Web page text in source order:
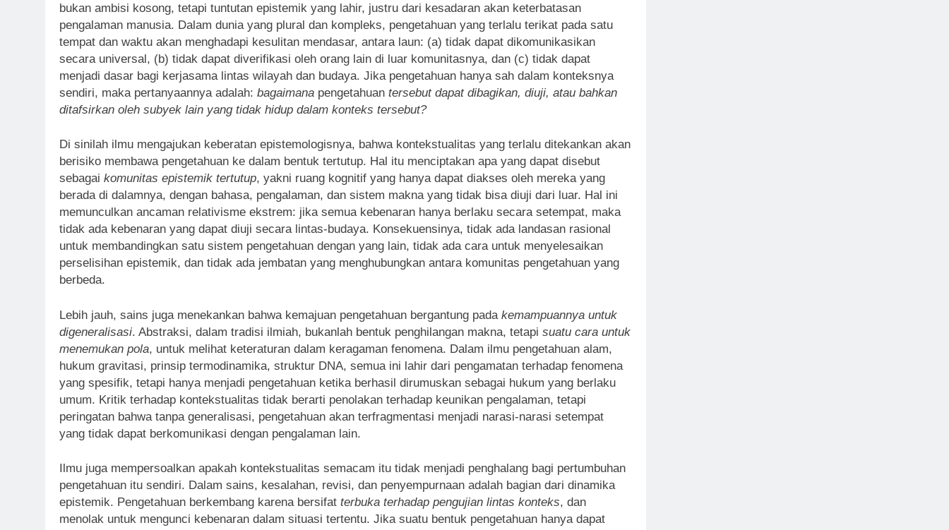
bukan ambisi kosong, tetapi tuntutan epistemik yang lahir, justru dari kesadaran akan keterbatasan
pengalaman manusia. Dalam dunia yang plural dan kompleks, pengetahuan yang terlalu terikat pada satu
tempat dan waktu akan menghadapi kesulitan mendasar, antara laun: (a) tidak dapat dikomunikasikan
secara universal, (b) tidak dapat diverifikasi oleh orang lain di luar komunitasnya, dan (c) tidak dapat
menjadi dasar bagi kerjasama lintas wilayah dan budaya. Jika pengetahuan hanya sah dalam konteksnya
sendiri, maka pertanyaannya adalah: bagaimana pengetahuan tersebut dapat dibagikan, diuji, atau bahkan
ditafsirkan oleh subyek lain yang tidak hidup dalam konteks tersebut?
Di sinilah ilmu mengajukan keberatan epistemologisnya, bahwa kontekstualitas yang terlalu ditekankan akan
berisiko membawa pengetahuan ke dalam bentuk tertutup. Hal itu menciptakan apa yang dapat disebut
sebagai komunitas epistemik tertutup, yakni ruang kognitif yang hanya dapat diakses oleh mereka yang
berada di dalamnya, dengan bahasa, pengalaman, dan sistem makna yang tidak bisa diuji dari luar. Hal ini
memunculkan ancaman relativisme ekstrem: jika semua kebenaran hanya berlaku secara setempat, maka
tidak ada kebenaran yang dapat diuji secara lintas-budaya. Konsekuensinya, tidak ada landasan rasional
untuk membandingkan satu sistem pengetahuan dengan yang lain, tidak ada cara untuk menyelesaikan
perselisihan epistemik, dan tidak ada jembatan yang menghubungkan antara komunitas pengetahuan yang
berbeda.
Lebih jauh, sains juga menekankan bahwa kemajuan pengetahuan bergantung pada kemampuannya untuk
digeneralisasi. Abstraksi, dalam tradisi ilmiah, bukanlah bentuk penghilangan makna, tetapi suatu cara untuk
menemukan pola, untuk melihat keteraturan dalam keragaman fenomena. Dalam ilmu pengetahuan alam,
hukum gravitasi, prinsip termodinamika, struktur DNA, semua ini lahir dari pengamatan terhadap fenomena
yang spesifik, tetapi hanya menjadi pengetahuan ketika berhasil dirumuskan sebagai hukum yang berlaku
umum. Kritik terhadap kontekstualitas tidak berarti penolakan terhadap keunikan pengalaman, tetapi
peringatan bahwa tanpa generalisasi, pengetahuan akan terfragmentasi menjadi narasi-narasi setempat
yang tidak dapat berkomunikasi dengan pengalaman lain.
Ilmu juga mempersoalkan apakah kontekstualitas semacam itu tidak menjadi penghalang bagi pertumbuhan
pengetahuan itu sendiri. Dalam sains, kesalahan, revisi, dan penyempurnaan adalah bagian dari dinamika
epistemik. Pengetahuan berkembang karena bersifat terbuka terhadap pengujian lintas konteks, dan
menolak untuk mengunci kebenaran dalam situasi tertentu. Jika suatu bentuk pengetahuan hanya dapat